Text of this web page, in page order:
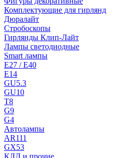
Комплектующие для гирлянд
Дюралайт
Стробоскопы
Гирлянды Клип-Лайт
Лампы светодиодные
Smart лампы
E27 / E40
E14
GU5.3
GU10
T8
G9
G4
Автолампы
AR111
GX53
КЛЛ и прочие